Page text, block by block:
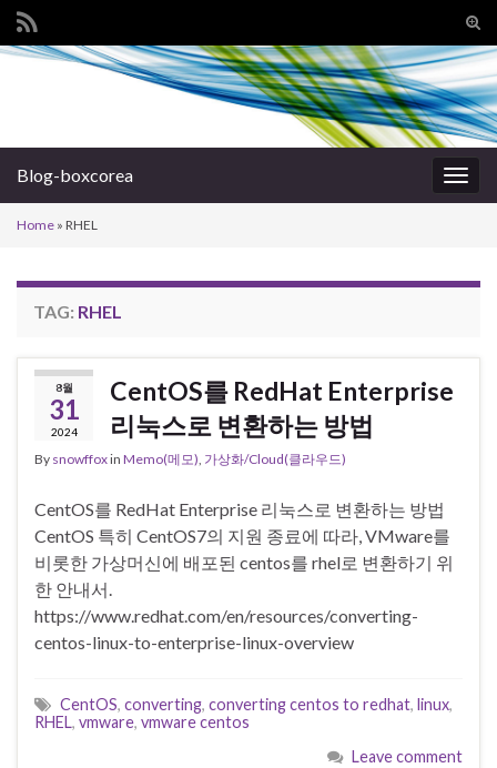
Search for:
Blog-boxcorea
Home » RHEL
TAG: RHEL
8월
31
2024
CentOS를 RedHat Enterprise
리눅스로 변환하는 방법
By snowffoxin Memo(메모), 가상화/Cloud(클라우드)
CentOS를 RedHat Enterprise 리눅스로 변환하는 방법
CentOS 특히 CentOS7의 지원 종료에 따라, VMware를
비롯한 가상머신에 배포된 centos를 rhel로 변환하기 위
한 안내서.
https://www.redhat.com/en/resources/converting-
centos-linux-to-enterprise-linux-overview
CentOS, converting, converting centos to redhat, linux,
RHEL, vmware, vmware centos
Leave comment